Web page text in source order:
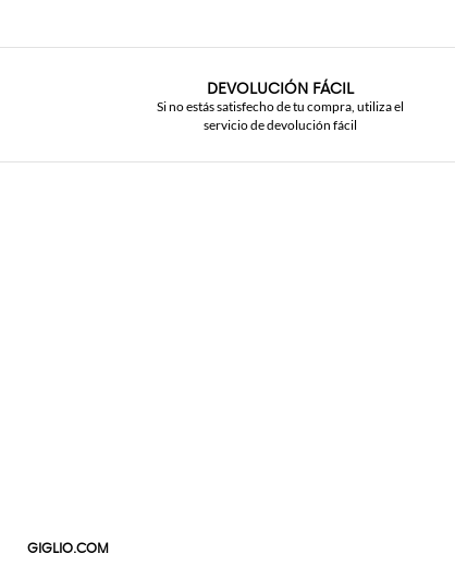
DEVOLUCIÓN FÁCIL
Si no estás satisfecho de tu compra, utiliza el
servicio de devolución fácil
GIGLIO.COM